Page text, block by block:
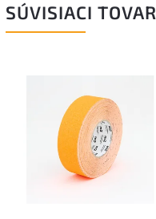
SÚVISIACI TOVAR